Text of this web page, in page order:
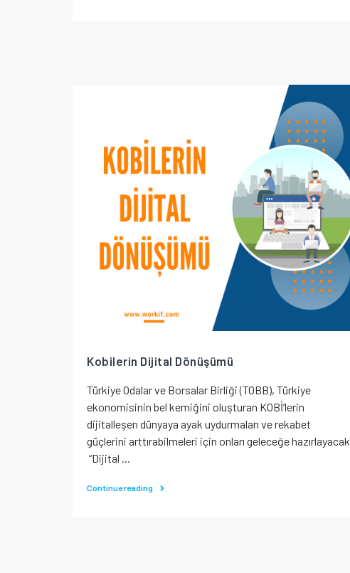
Kobilerin Dijital Dönüşümü
Türkiye Odalar ve Borsalar Birliği (TOBB), Türkiye
ekonomisinin bel kemiğini oluşturan KOBİ’lerin
dijitalleşen dünyaya ayak uydurmaları ve rekabet
güçlerini arttırabilmeleri için onları geleceğe hazırlayacak
“Dijital ...
Continue reading